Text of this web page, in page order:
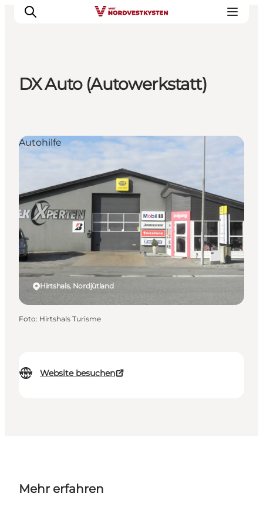
Events
Unterkunft
Mach deine Urlaubsplanung
DX Auto (Autowerkstatt)
Website besuchen
Hirtshals, Nordjütland
Autohilfe
Foto: Hirtshals Turisme
Mehr erfahren